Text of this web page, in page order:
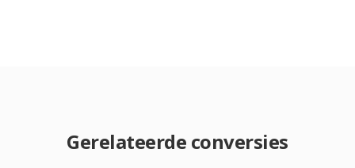
Gerelateerde conversies